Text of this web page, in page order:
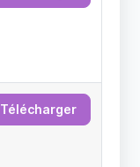
Télécharger